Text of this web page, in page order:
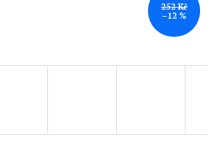
252 Kč
–12 %